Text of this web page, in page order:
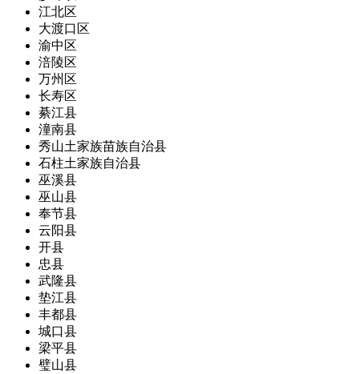
江北区
大渡口区
渝中区
涪陵区
万州区
长寿区
綦江县
潼南县
秀山土家族苗族自治县
石柱土家族自治县
巫溪县
巫山县
奉节县
云阳县
开县
忠县
武隆县
垫江县
丰都县
城口县
梁平县
璧山县